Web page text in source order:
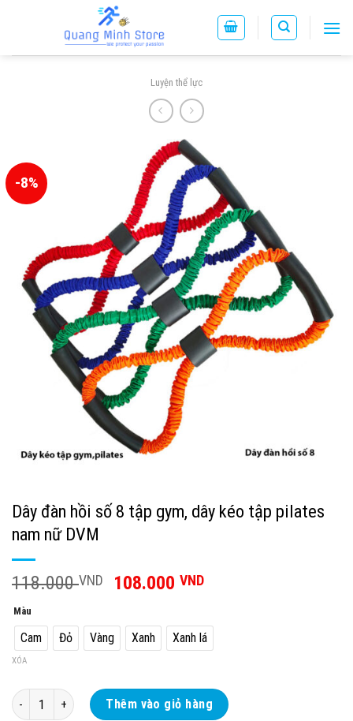
Luyện thể lực
-8%
Dây đàn hồi số 8 tập gym, dây kéo tập pilates
nam nữ DVM
118.000VND 108.000VND
Màu
Cam Đỏ Vàng Xanh Xanh lá
XÓA
Dây đàn hồi số 8 tập gym, dây kéo tập pilates nam nữ DVM số lượng
Thêm vào giỏ hàng